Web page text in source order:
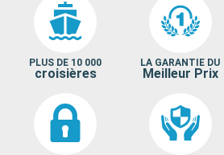
PLUS DE 10 000
croisières
LA GARANTIE DU
Meilleur Prix